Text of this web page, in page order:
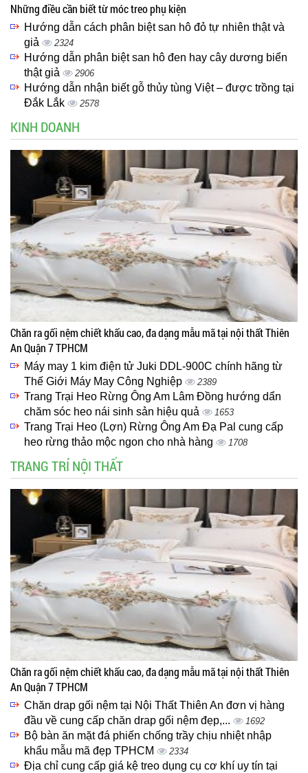
Những điều cần biết từ móc treo phụ kiện
Hướng dẫn cách phân biệt san hô đỏ tự nhiên thật và
giả
2324
Hướng dẫn phân biệt san hô đen hay cây dương biển
thật giả
2906
Hướng dẫn nhận biết gỗ thủy tùng Việt – được trồng tại
Đắk Lắk
2578
KINH DOANH
Chăn ra gối nệm chiết khấu cao, đa dạng mẫu mã tại nội thất Thiên
An Quận 7 TPHCM
Máy may 1 kim điện tử Juki DDL-900C chính hãng từ
Thế Giới Máy May Công Nghiệp
2389
Trang Trại Heo Rừng Ông Am Lâm Đồng hướng dẩn
chăm sóc heo nái sinh sản hiệu quả
1653
Trang Trại Heo (Lợn) Rừng Ông Am Đạ Pal cung cấp
heo rừng thảo mộc ngon cho nhà hàng
1708
TRANG TRÍ NỘI THẤT
Chăn ra gối nệm chiết khấu cao, đa dạng mẫu mã tại nội thất Thiên
An Quận 7 TPHCM
Chăn drap gối nệm tại Nội Thất Thiên An đơn vị hàng
đầu về cung cấp chăn drap gối nệm đẹp,...
1692
Bộ bàn ăn mặt đá phiến chống trầy chịu nhiệt nhập
khẩu mẫu mã đẹp TPHCM
2334
Địa chỉ cung cấp giá kệ treo dụng cụ cơ khí uy tín tại